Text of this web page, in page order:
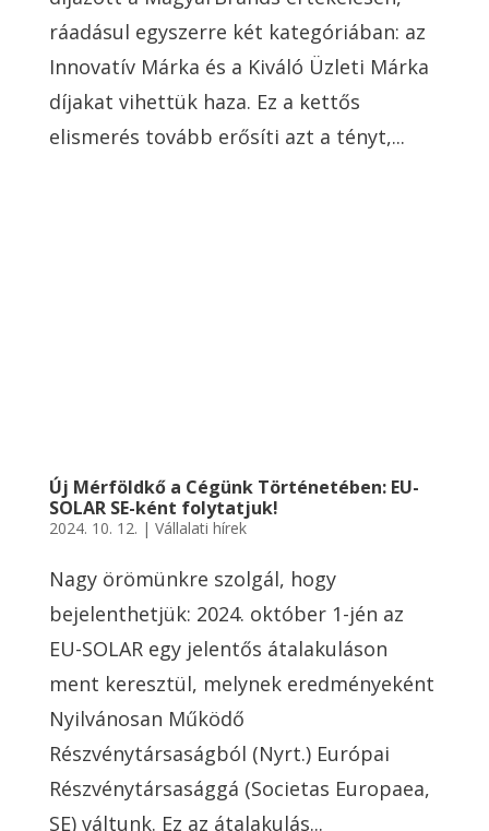
ráadásul egyszerre két kategóriában: az
Innovatív Márka és a Kiváló Üzleti Márka
díjakat vihettük haza. Ez a kettős
elismerés tovább erősíti azt a tényt,...
Új Mérföldkő a Cégünk Történetében: EU-
SOLAR SE-ként folytatjuk!
2024. 10. 12. | Vállalati hírek
Nagy örömünkre szolgál, hogy
bejelenthetjük: 2024. október 1-jén az
EU-SOLAR egy jelentős átalakuláson
ment keresztül, melynek eredményeként
Nyilvánosan Működő
Részvénytársaságból (Nyrt.) Európai
Részvénytársasággá (Societas Europaea,
SE) váltunk. Ez az átalakulás...